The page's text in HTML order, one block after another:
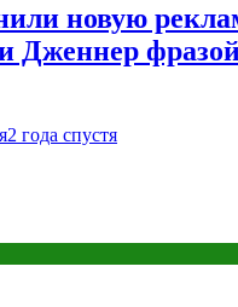
новую
Дженнер
2 года спустя